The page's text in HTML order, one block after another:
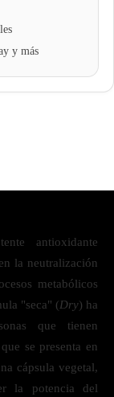
antioxidante
la neutralización
metabólicos
"seca" (Dry) ha
que tienen
se presenta en
cápsula vegetal,
la potencia del